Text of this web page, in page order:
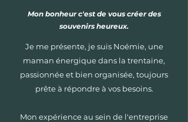
Mon bonheur c'est de vous créer des
souvenirs heureux.
Je me présente, je suis Noémie, une
maman énergique dans la trentaine,
passionnée et bien organisée, toujours
prête à répondre à vos besoins.
Mon expérience au sein de l'entreprise